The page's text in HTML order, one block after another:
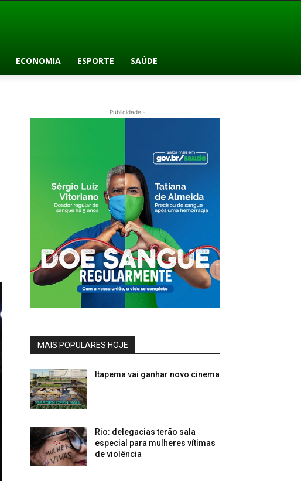
ECONOMIA ESPORTE SAÚDE
- Publicidade -
MAIS POPULARES HOJE
Itapema vai ganhar novo cinema
Rio: delegacias terão sala
especial para mulheres vítimas
de violência